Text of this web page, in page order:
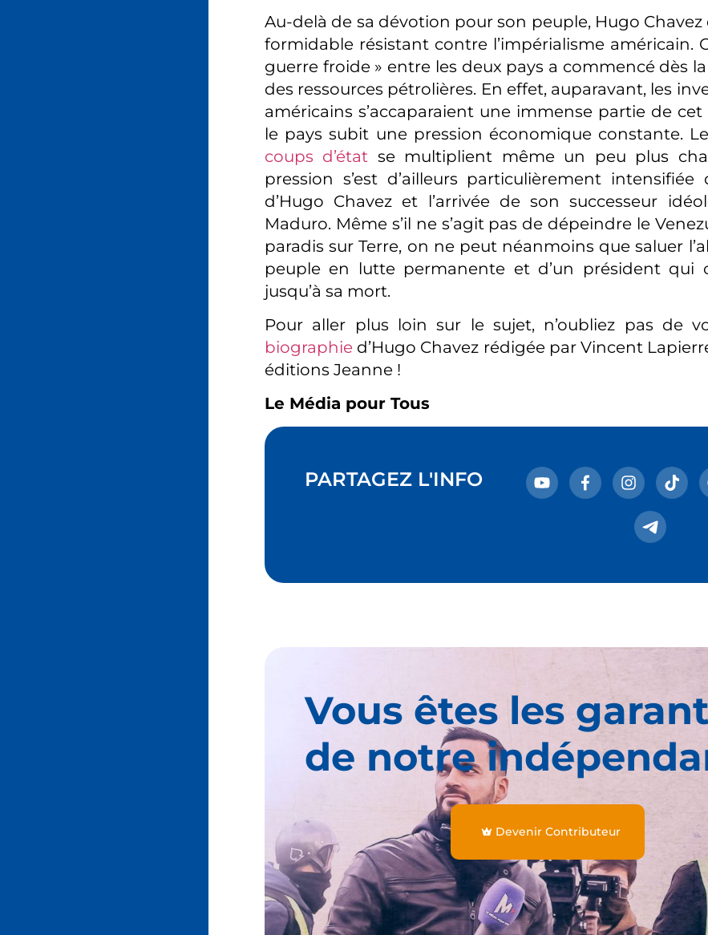
Au-delà de sa dévotion pour son peuple, Hugo
formidable résistant contre l’impérialisme américain.
guerre froide » entre les deux pays a commencé dès
des ressources pétrolières. En effet, auparavant, les
américains s’accaparaient une immense partie de
le pays subit une pression économique constante.
coups d’état se multiplient même un peu plus
pression s’est d’ailleurs particulièrement
d’Hugo Chavez et l’arrivée de son successeur
Maduro. Même s’il ne s’agit pas de dépeindre le
paradis sur Terre, on ne peut néanmoins que saluer
peuple en lutte permanente et d’un président qui
jusqu’à sa mort.
Pour aller plus loin sur le sujet, n’oubliez pas de
biographie d’Hugo Chavez rédigée par Vincent
éditions Jeanne !
Le Média pour Tous
PARTAGEZ L'INFO
Vous êtes les
de notre
Devenir Contributeur